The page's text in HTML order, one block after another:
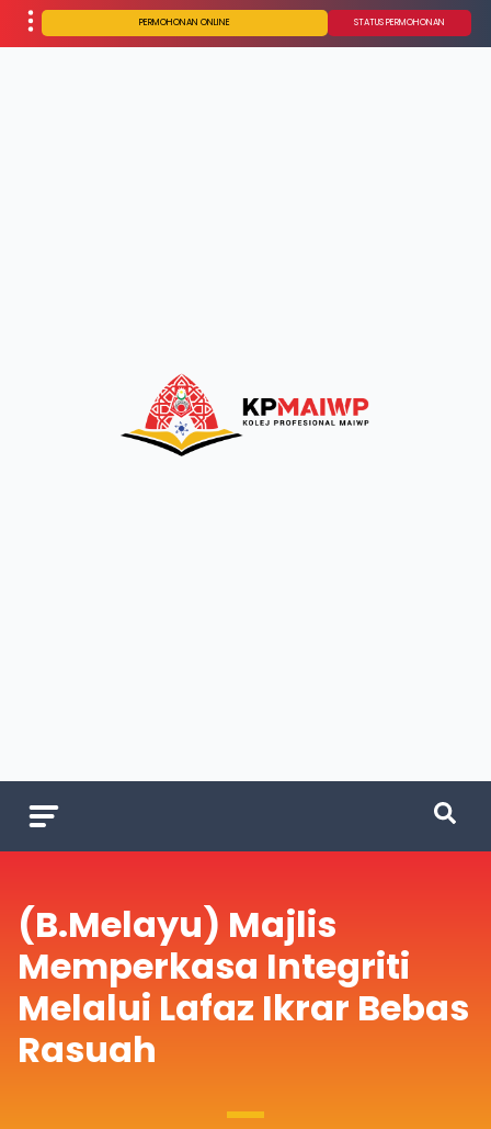
PERMOHONAN ONLINE STATUS PERMOHONAN
(B.Melayu) Majlis
Memperkasa Integriti
Melalui Lafaz Ikrar Bebas
Rasuah